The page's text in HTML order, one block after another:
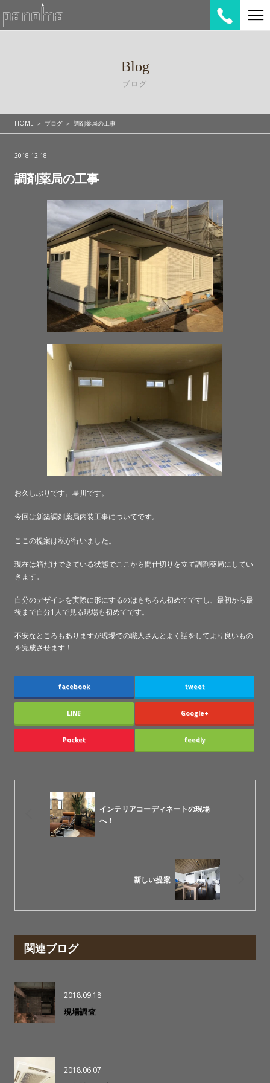
Blog
ブログ
HOME ブログ 調剤薬局の工事
2018.12.18
調剤薬局の工事
お久しぶりです。星川です。
今回は新築調剤薬局内装工事についてです。
ここの提案は私が行いました。
現在は箱だけできている状態でここから間仕切りを立て調剤薬局にしてい
きます。
自分のデザインを実際に形にするのはもちろん初めてですし、最初から最
後まで自分1人で見る現場も初めてです。
不安なところもありますが現場での職人さんとよく話をしてより良いもの
を完成させます！
facebook tweet
LINE Google+
Pocket feedly
インテリアコーディネートの現場
へ！
新しい提案
関連ブログ
2018.09.18
現場調査
2018.06.07